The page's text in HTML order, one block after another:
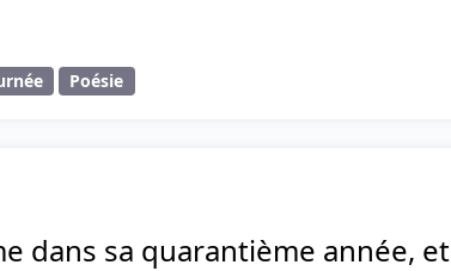
Poésie
dans sa quarantième année, et